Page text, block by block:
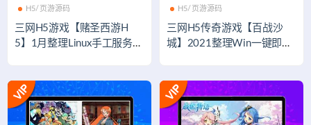
H5/页游源码
三网H5游戏【赌圣西游H
5】1月整理Linux手工服务端
H5/页游源码
三网H5传奇游戏【百战沙
城】2021整理Win一键即玩